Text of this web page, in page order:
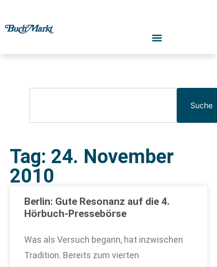
Suche
Tag: 24. November
2010
Berlin: Gute Resonanz auf die 4.
Hörbuch-Pressebörse
Was als Versuch begann, hat inzwischen
Tradition. Bereits zum vierten